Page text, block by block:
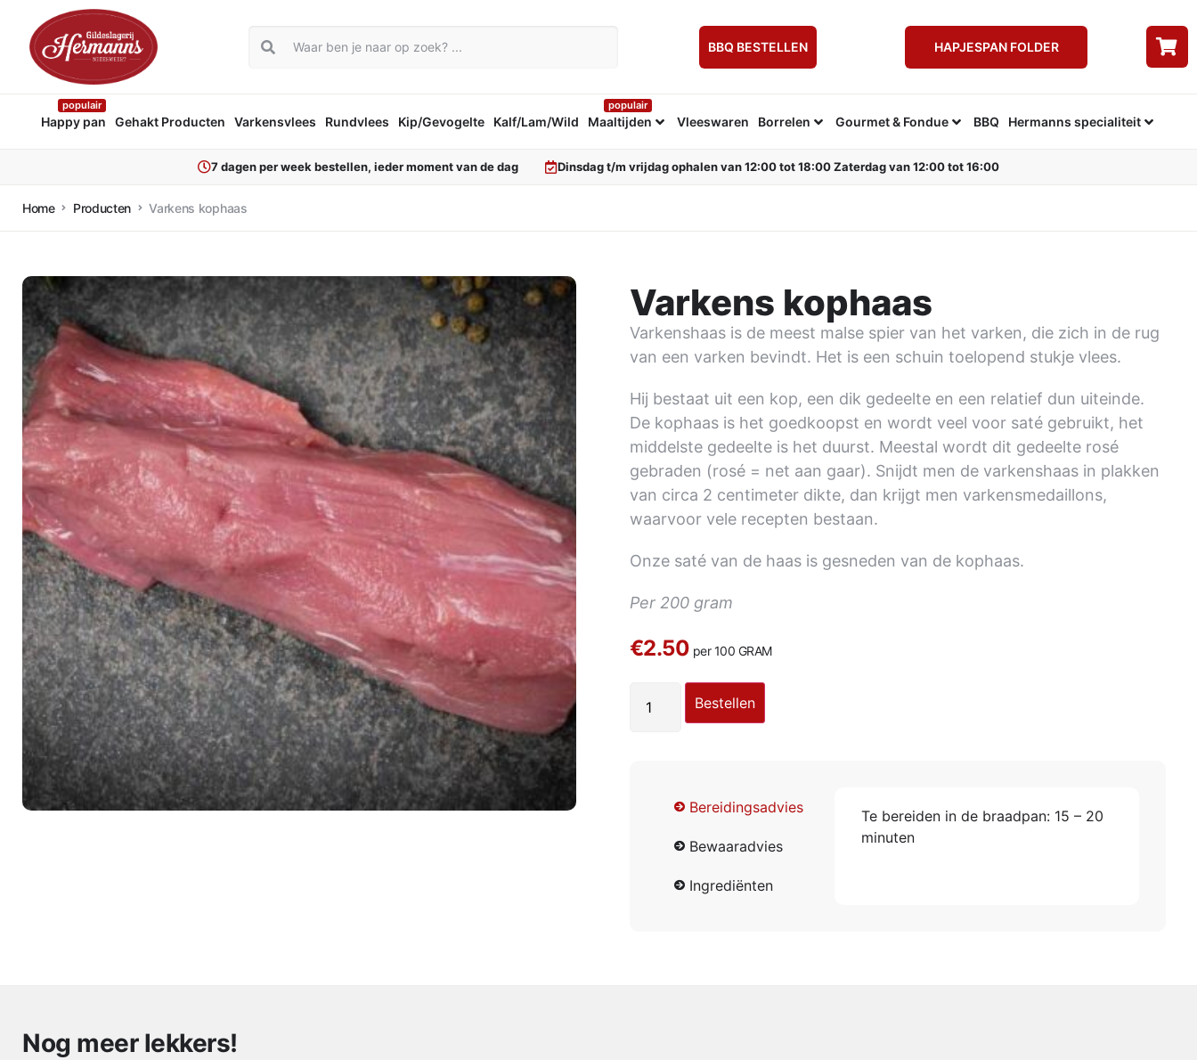
BBQ BESTELLEN HAPJESPAN FOLDER
Happy pan
populair
Gehakt Producten Varkensvlees Rundvlees Kip/Gevogelte Kalf/Lam/Wild Maaltijden
populair
Vleeswaren Borrelen Gourmet & Fondue BBQ Hermanns specialiteit
7 dagen per week bestellen, ieder moment van de dag Dinsdag t/m vrijdag ophalen van 12:00 tot 18:00 Zaterdag van 12:00 tot 16:00
Home Producten Varkens kophaas
Varkens kophaas
Varkenshaas is de meest malse spier van het varken, die zich in de rug
van een varken bevindt. Het is een schuin toelopend stukje vlees.
Hij bestaat uit een kop, een dik gedeelte en een relatief dun uiteinde.
De kophaas is het goedkoopst en wordt veel voor saté gebruikt, het
middelste gedeelte is het duurst. Meestal wordt dit gedeelte rosé
gebraden (rosé = net aan gaar). Snijdt men de varkenshaas in plakken
van circa 2 centimeter dikte, dan krijgt men varkensmedaillons,
waarvoor vele recepten bestaan.
Onze saté van de haas is gesneden van de kophaas.
Per 200 gram
€2.50 per 100 GRAM
Bestellen
Bereidingsadvies
Bewaaradvies
Ingrediënten
Te bereiden in de braadpan: 15 – 20
minuten
Nog meer lekkers!